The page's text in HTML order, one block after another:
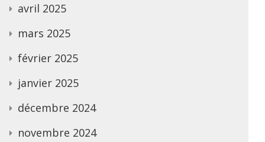
avril 2025
mars 2025
février 2025
janvier 2025
décembre 2024
novembre 2024